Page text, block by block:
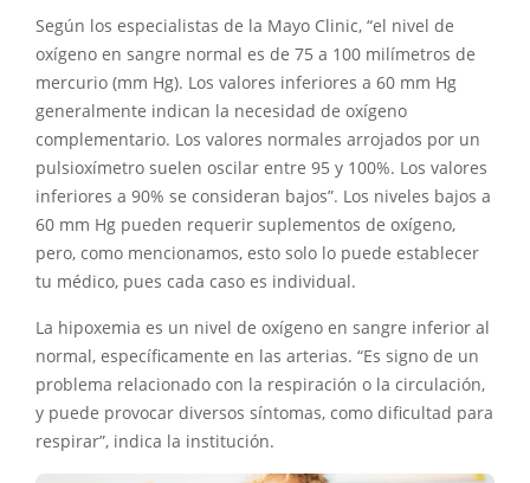
Según los especialistas de la Mayo Clinic, “el nivel de
oxígeno en sangre normal es de 75 a 100 milímetros de
mercurio (mm Hg). Los valores inferiores a 60 mm Hg
generalmente indican la necesidad de oxígeno
complementario. Los valores normales arrojados por un
pulsioxímetro suelen oscilar entre 95 y 100%. Los valores
inferiores a 90% se consideran bajos”. Los niveles bajos a
60 mm Hg pueden requerir suplementos de oxígeno,
pero, como mencionamos, esto solo lo puede establecer
tu médico, pues cada caso es individual.
La hipoxemia es un nivel de oxígeno en sangre inferior al
normal, específicamente en las arterias. “Es signo de un
problema relacionado con la respiración o la circulación,
y puede provocar diversos síntomas, como dificultad para
respirar”, indica la institución.